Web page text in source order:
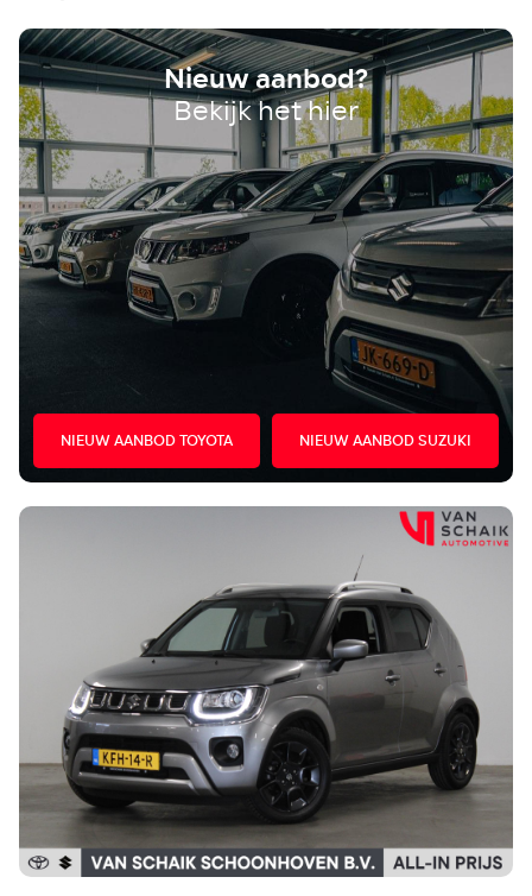
Nieuw aanbod?
Bekijk het hier
NIEUW AANBOD TOYOTA NIEUW AANBOD SUZUKI